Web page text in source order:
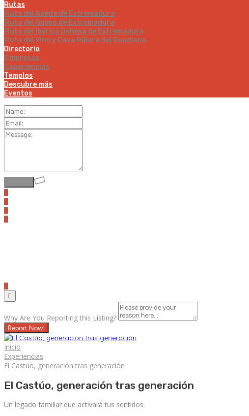
Rutas
Ruta del Aceite de Extremadura
Ruta del Queso de Extremadura
Ruta del Ibérico Dehesa de Extremadura
Ruta del Vino y Cava Ribera del Guadiana
Directorio
Empresas
Experiencias
Templos
Descubre más
Eventos
Why Are You Reporting this Listing?
Report Now!
Inicio
Experiencias
El Castúo, generación tras generación
El Castúo, generación tras generación
Un legado familiar que activará tus sentidos.